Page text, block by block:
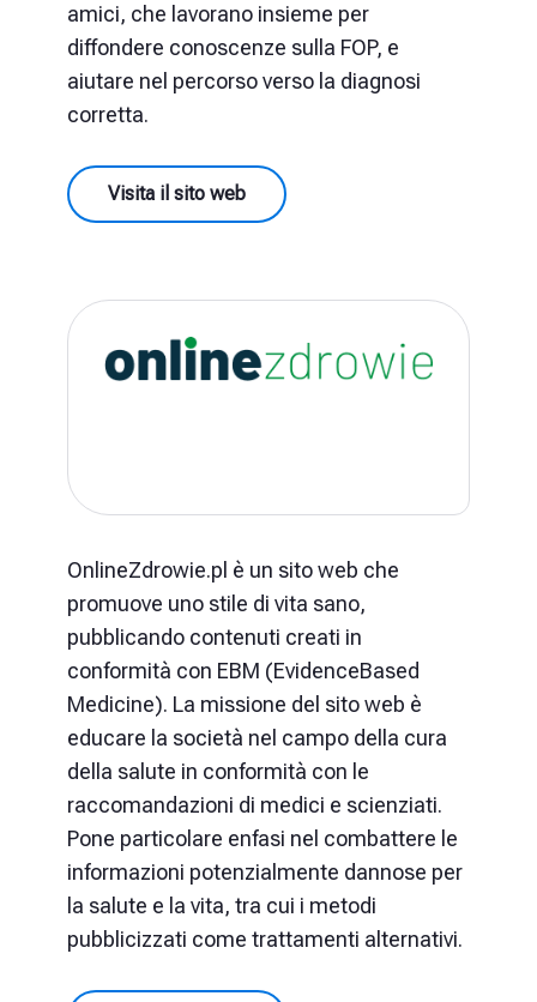
amici, che lavorano insieme per
diffondere conoscenze sulla FOP, e
aiutare nel percorso verso la diagnosi
corretta.
Visita il sito web
OnlineZdrowie.pl è un sito web che
promuove uno stile di vita sano,
pubblicando contenuti creati in
conformità con EBM (EvidenceBased
Medicine). La missione del sito web è
educare la società nel campo della cura
della salute in conformità con le
raccomandazioni di medici e scienziati.
Pone particolare enfasi nel combattere le
informazioni potenzialmente dannose per
la salute e la vita, tra cui i metodi
pubblicizzati come trattamenti alternativi.